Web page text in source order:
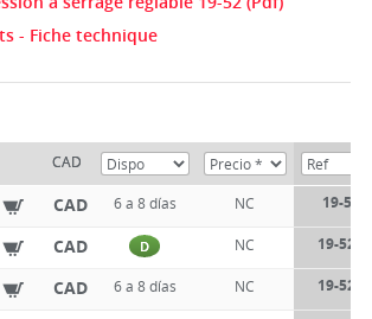
- Fiche technique
CAD
CAD 6 a 8 días NC 19-
CAD D NC 19-
CAD 6 a 8 días NC 19-